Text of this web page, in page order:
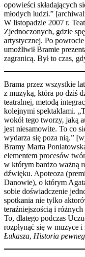
opowieści składających
młodych ludzi.”
W listopadzie 2007 r.
Zjednoczonych, gdzie
artystycznej. Po
umożliwił Bramie
zagranicą. Był to czas,
Brama przez wszystkie
z muzyką, która po dziś
teatralnej, metodą
kolejnymi spektaklami.
wokół tego tworzy, jaką
jest niesamowite. To co
wydarza się poza nią.”
Bramy Marta
elementem procesów
w którym bardzo ważną
dźwięku. Apoteoza
Danowie), o którym
sobie doświadczenie
spotkania nie tylko
teraźniejszością i
To, dlatego podczas
rozpłynąć się w muzyce
Łukasza, Historia